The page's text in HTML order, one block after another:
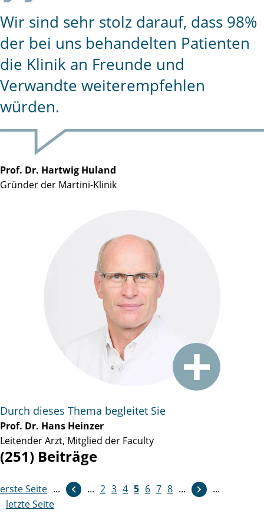
Wir sind sehr stolz darauf, dass 98%
der bei uns behandelten Patienten
die Klinik an Freunde und
Verwandte weiterempfehlen
würden.
Prof. Dr. Hartwig Huland
Gründer der Martini-Klinik
Durch dieses Thema begleitet Sie
Prof. Dr. Hans Heinzer
Leitender Arzt, Mitglied der Faculty
(251) Beiträge
erste Seite ... ... 2 3 4 5 6 7 8 ...
weiter
...
letzte Seite